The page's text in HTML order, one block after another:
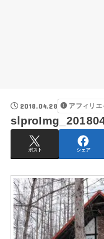
2018.04.28 アフィリエ
ポスト シェア